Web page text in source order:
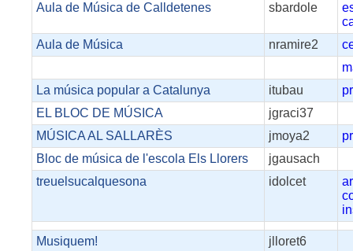
Aula de Música de Calldetenes
sbardole
Aula de Música
nramire2
La música popular a Catalunya
itubau
EL BLOC DE MÚSICA
jgraci37
MÚSICA AL SALLARÈS
jmoya2
Bloc de música de l'escola Els Llorers
jgausach
treuelsucalquesona
idolcet
Musiquem!
jlloret6